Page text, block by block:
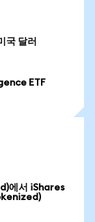
국 달러
ETF
에서 iShares